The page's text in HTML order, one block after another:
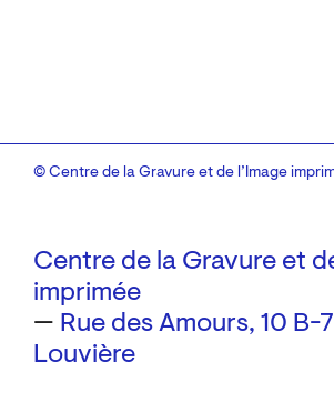
Centre de la Gravure et
imprimée
— Rue des Amours, 10 B-
Louvière
© Centre de la Gravure et de l’Image